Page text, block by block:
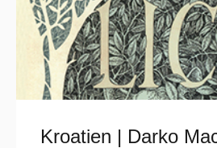
Kroatien | Darko